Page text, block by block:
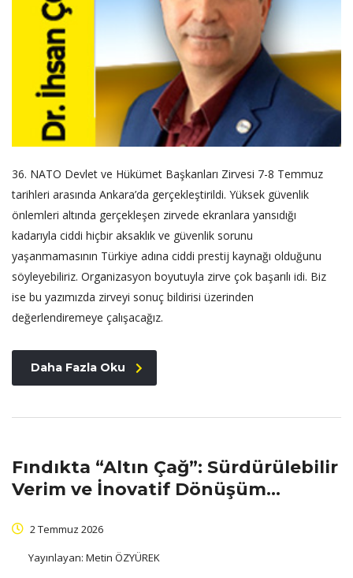
36.⁠ ⁠NATO Devlet ve Hükümet Başkanları Zirvesi 7-8 Temmuz
tarihleri arasında Ankara’da gerçekleştirildi. Yüksek güvenlik
önlemleri altında gerçekleşen zirvede ekranlara yansıdığı
kadarıyla ciddi hiçbir aksaklık ve güvenlik sorunu
yaşanmamasının Türkiye adına ciddi prestij kaynağı olduğunu
söyleyebiliriz. Organizasyon boyutuyla zirve çok başarılı idi. Biz
ise bu yazımızda zirveyi sonuç bildirisi üzerinden
değerlendiremeye çalışacağız.
Daha Fazla Oku
Fındıkta “Altın Çağ”: Sürdürülebilir
Verim ve İnovatif Dönüşüm…
2 Temmuz 2026
Yayınlayan: Metin ÖZYÜREK